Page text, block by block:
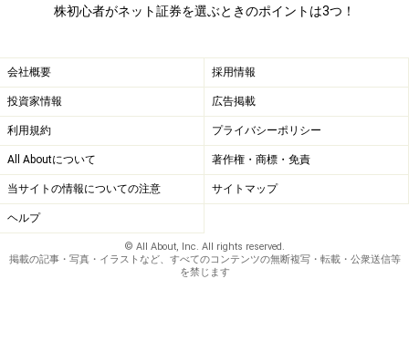
ポイント3 提供される投資情報の内容や
量、鮮度などもチェック！
ネット証券は営業担当者がいませんから、自分で情報を
集めて取引をしなくてはいけません。そんなとき大いに
参考になるのが、業績の推移やアナリストレポートとい
った証券会社が提供してくれるさまざまな情報です。
岡三オンライン証券の「投資情報局」は、ふだん使って
いるニュースサイトのように手軽に読める投資情報の総
株初心者がネット証券を選ぶときのポイントは3つ！
会社概要 採用情報
投資家情報 広告掲載
利用規約 プライバシーポリシー
All Aboutについて 著作権・商標・免責
当サイトの情報についての注意 サイトマップ
ヘルプ
© All About, Inc. All rights reserved.
掲載の記事・写真・イラストなど、すべてのコンテンツの無断複写・転載・公衆送信等
を禁じます